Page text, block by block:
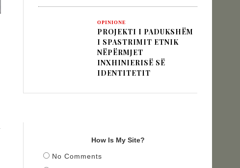
OPINIONE
PROJEKTI I PADUKSHËM
I SPASTRIMIT ETNIK
NËPËRMJET
INXHINIERISË SË
IDENTITETIT
How Is My Site?
No Comments